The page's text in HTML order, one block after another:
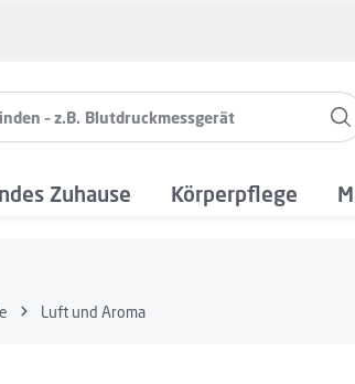
Zuhause Körperpflege
Luft und Aroma